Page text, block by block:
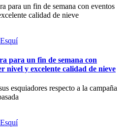
para un fin de semana con
nivel y excelente calidad de nieve